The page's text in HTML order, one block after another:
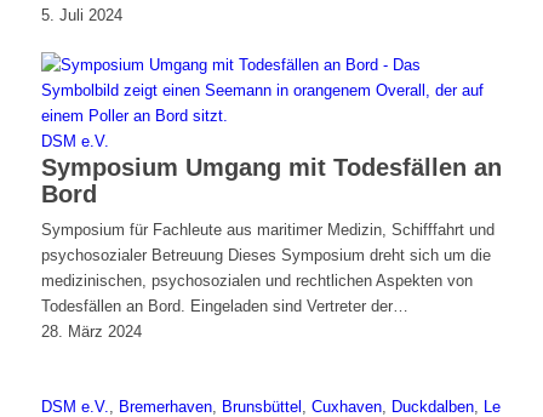
5. Juli 2024
DSM e.V.
Symposium Umgang mit Todesfällen an
Bord
Symposium für Fachleute aus maritimer Medizin, Schifffahrt und
psychosozialer Betreuung Dieses Symposium dreht sich um die
medizinischen, psychosozialen und rechtlichen Aspekten von
Todesfällen an Bord. Eingeladen sind Vertreter der…
28. März 2024
DSM e.V., Bremerhaven, Brunsbüttel , Cuxhaven, Duckdalben, Le